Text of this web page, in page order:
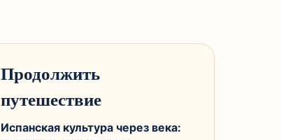
Продолжить
путешествие
Испанская культура через века: